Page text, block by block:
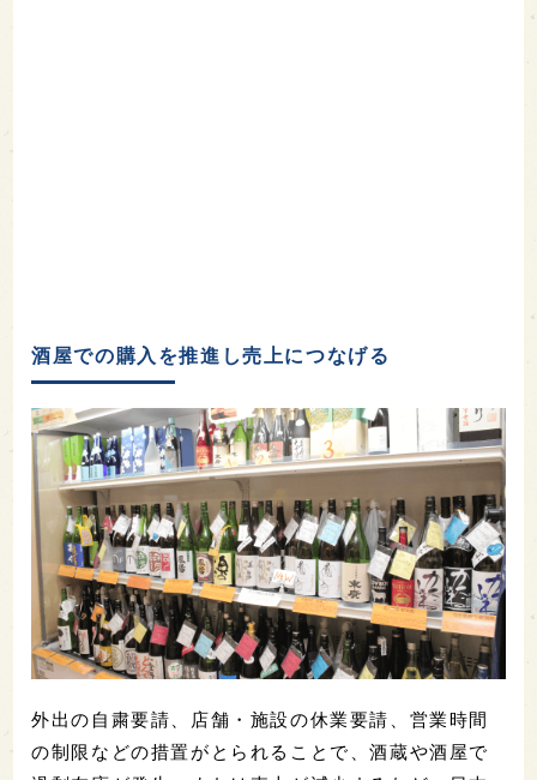
酒屋での購入を推進し売上につなげる
外出の自粛要請、店舗・施設の休業要請、営業時間
の制限などの措置がとられることで、酒蔵や酒屋で